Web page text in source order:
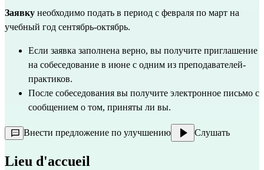
Заявку необходимо подать в период с февраля по март на
учебный год сентябрь-октябрь.
Если заявка заполнена верно, вы получите приглашение
на собеседование в июне с одним из преподавателей-
практиков.
После собеседования вы получите электронное письмо с
сообщением о том, приняты ли вы.
Внести предложение по улучшению Слушать
Lieu d'accueil